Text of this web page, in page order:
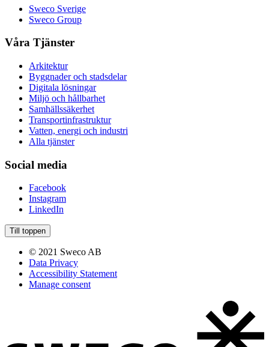
Sweco Sverige
Sweco Group
Våra Tjänster
Arkitektur
Byggnader och stadsdelar
Digitala lösningar
Miljö och hållbarhet
Samhällssäkerhet
Transportinfrastruktur
Vatten, energi och industri
Alla tjänster
Social media
Facebook
Instagram
LinkedIn
Till toppen
© 2021 Sweco AB
Data Privacy
Accessibility Statement
Manage consent